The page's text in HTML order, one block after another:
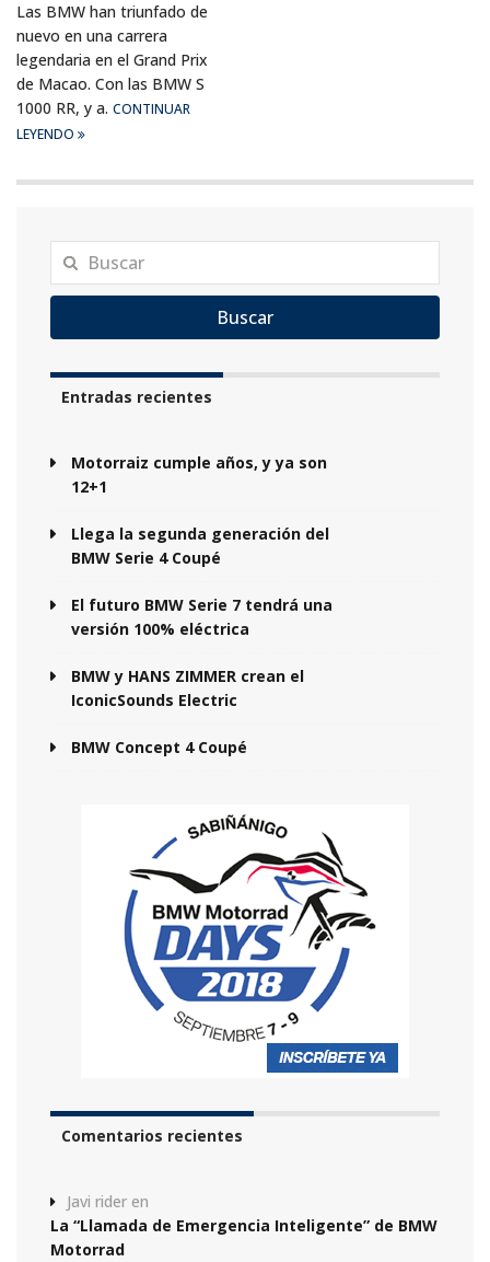
Las BMW han triunfado de
nuevo en una carrera
legendaria en el Grand Prix
de Macao. Con las BMW S
1000 RR, y a. CONTINUAR
LEYENDO
Buscar
Entradas recientes
Motorraiz cumple años, y ya son
12+1
Llega la segunda generación del
BMW Serie 4 Coupé
El futuro BMW Serie 7 tendrá una
versión 100% eléctrica
BMW y HANS ZIMMER crean el
IconicSounds Electric
BMW Concept 4 Coupé
Comentarios recientes
Javi rider en
La “Llamada de Emergencia Inteligente” de BMW
Motorrad